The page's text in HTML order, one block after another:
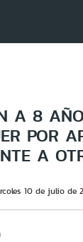
A 8
POR
A
10 de julio de